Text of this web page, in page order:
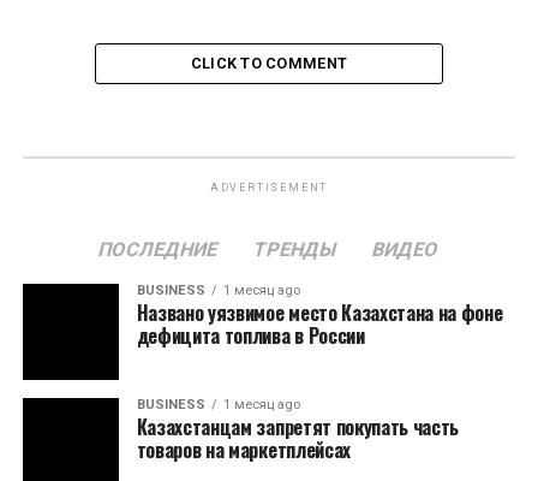
CLICK TO COMMENT
ADVERTISEMENT
ПОСЛЕДНИЕ ТРЕНДЫ ВИДЕО
BUSINESS 1 месяц ago
Названо уязвимое место Казахстана на фоне
дефицита топлива в России
BUSINESS 1 месяц ago
Казахстанцам запретят покупать часть
товаров на маркетплейсах